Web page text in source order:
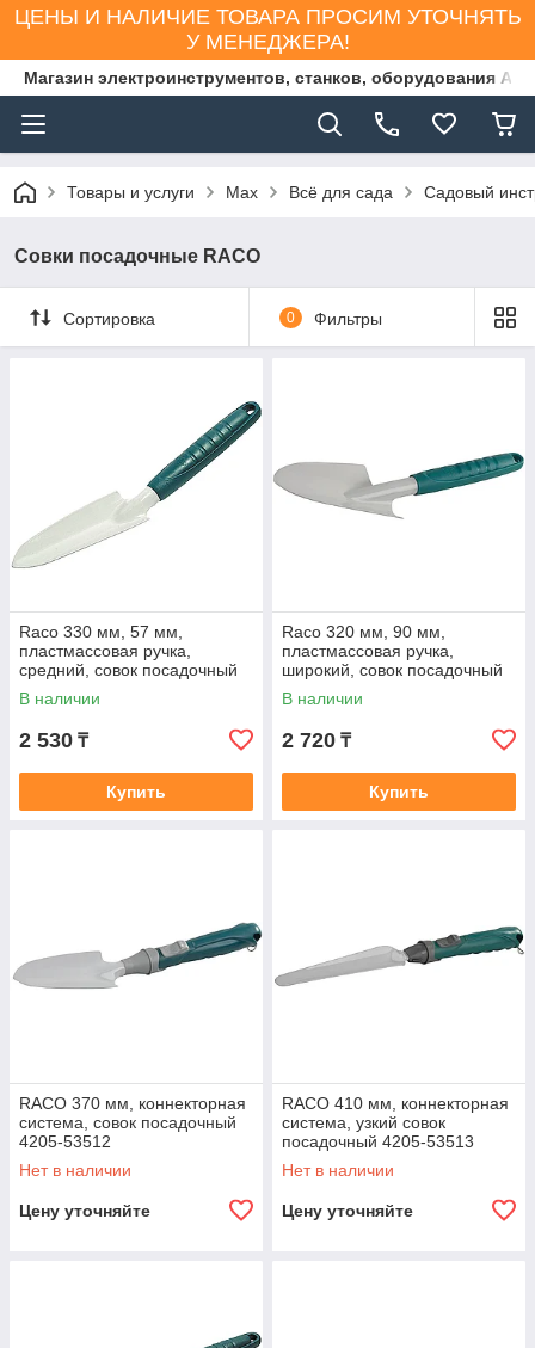
ЦЕНЫ И НАЛИЧИЕ ТОВАРА ПРОСИМ УТОЧНЯТЬ
У МЕНЕДЖЕРА!
Магазин электроинструментов, станков, оборудования
Товары и услуги Max Всё для сада Садовый
Совки посадочные RACO
Сортировка 0 Фильтры
Raco 330 мм, 57 мм,
пластмассовая ручка,
средний, совок посадочный
4207-53482
В наличии
2 530 ₸
Купить
Raco 320 мм, 90 мм,
пластмассовая ручка,
широкий, совок посадочный
4207-53481
В наличии
2 720 ₸
Купить
RACO 370 мм, коннекторная
система, совок посадочный
4205-53512
Нет в наличии
Цену уточняйте
RACO 410 мм, коннекторная
система, узкий совок
посадочный 4205-53513
Нет в наличии
Цену уточняйте